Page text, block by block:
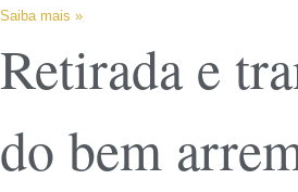
Saiba mais »
Retirada e
do bem